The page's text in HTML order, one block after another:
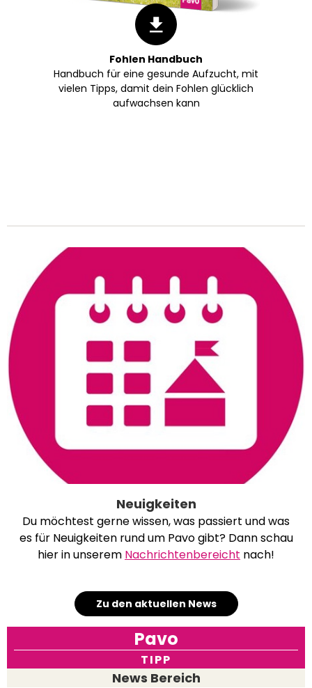
Fohlen Handbuch
Handbuch für eine gesunde Aufzucht, mit
vielen Tipps, damit dein Fohlen glücklich
aufwachsen kann
Neuigkeiten
Du möchtest gerne wissen, was passiert und was
es für Neuigkeiten rund um Pavo gibt? Dann schau
hier in unserem Nachrichtenbereicht nach!
Zu den aktuellen News
Pavo
TIPP
News Bereich